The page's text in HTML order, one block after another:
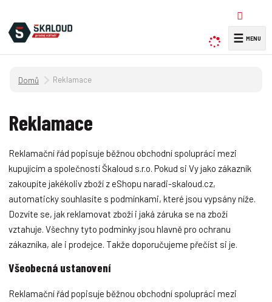
y
☰
Úvodní strana
Reklamace
Reklamace
Reklamační řád popisuje běžnou obchodní spolupráci mezi
kupujícím a společností Škaloud s.r.o. Pokud si Vy jako zákazník
zakoupíte jakékoliv zboží z eShopu naradi-skaloud.cz,
automaticky souhlasíte s podmínkami, které jsou vypsány níže.
Dozvíte se, jak reklamovat zboží i jaká záruka se na zboží
vztahuje. Všechny tyto podmínky jsou hlavně pro ochranu
zákazníka, ale i prodejce. Takže doporučujeme přečíst si je.
Všeobecná ustanovení
Reklamační řád popisuje běžnou obchodní spolupráci mezi